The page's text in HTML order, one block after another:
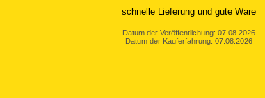
wunderbarer Service. Sehr schnelle Lieferung, und auch eine
Datum der Veröffentlichung: 06.08.2026
Datum der Kauferfahrung: 06.08.2026